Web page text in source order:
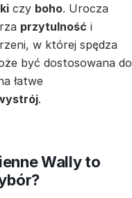
czy boho. Urocza
przytulność i
w której spędza
być dostosowana do
łatwe
.
Wally to